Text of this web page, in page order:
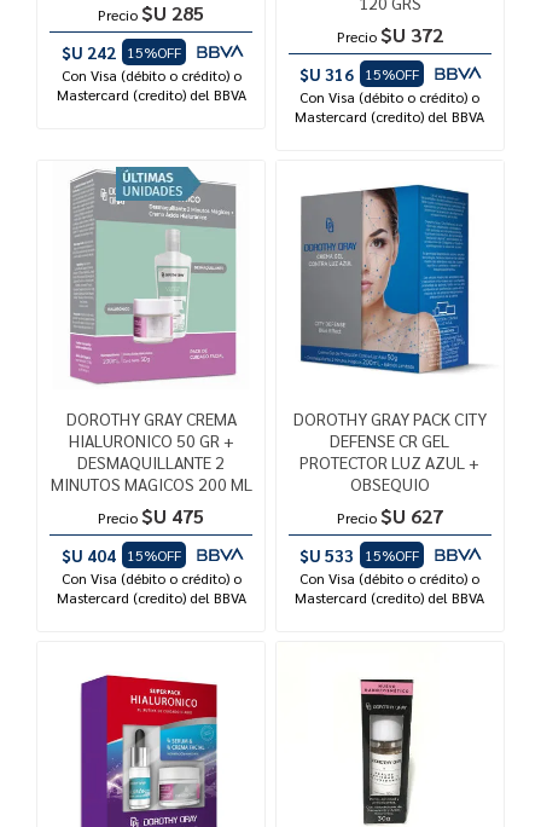
Precio $U 285
$U 242
15%OFF
Con Visa (débito o crédito) o
Mastercard (credito) del BBVA
Precio $U 372
$U 316
15%OFF
Con Visa (débito o crédito) o
Mastercard (credito) del BBVA
DOROTHY GRAY CREMA
HIALURONICO 50 GR +
DESMAQUILLANTE 2
MINUTOS MAGICOS 200 ML
Precio $U 475
$U 404
15%OFF
Con Visa (débito o crédito) o
Mastercard (credito) del BBVA
DOROTHY GRAY PACK CITY
DEFENSE CR GEL
PROTECTOR LUZ AZUL +
OBSEQUIO
Precio $U 627
$U 533
15%OFF
Con Visa (débito o crédito) o
Mastercard (credito) del BBVA